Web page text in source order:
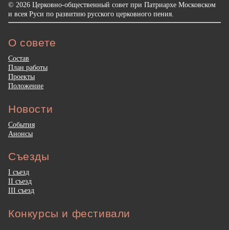
© 2026 Церковно-общественный совет при Патриархе Московском
и всея Руси по развитию русского церковного пения.
О совете
Состав
План работы
Проекты
Положение
Новости
События
Анонсы
Съезды
I съезд
II съезд
III съезд
Конкурсы и фестивали